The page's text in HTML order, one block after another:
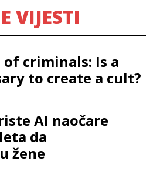
VIJESTI
criminals: Is a
to create a cult?
AI naočare
da
žene